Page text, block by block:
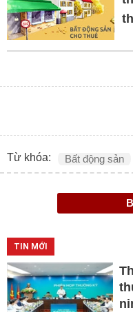
Từ khóa: Bất động sản
TIN MỚI